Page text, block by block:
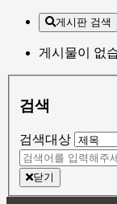
게시판 검색
게시물이 없
검색
검색대상
닫기